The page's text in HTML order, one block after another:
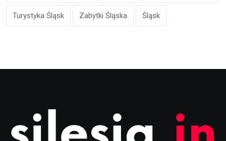
Turystyka Śląsk Zabytki Śląska Śląsk